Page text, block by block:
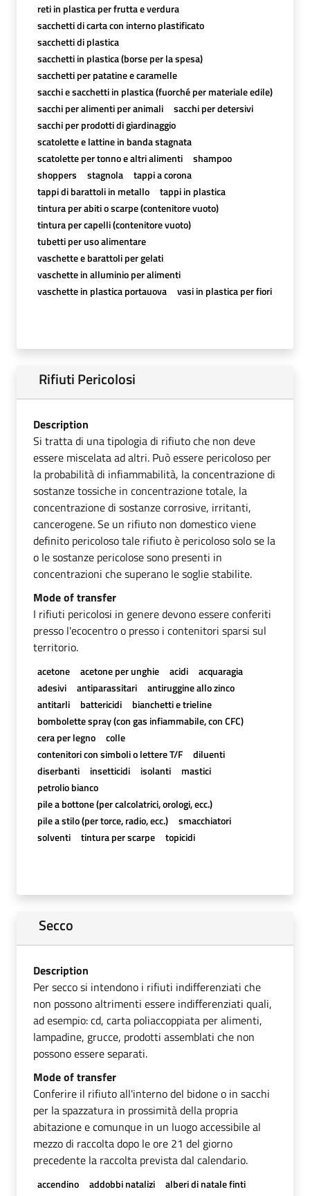
reti in plastica per frutta e verdura
sacchetti di carta con interno plastificato
sacchetti di plastica
sacchetti in plastica (borse per la spesa)
sacchetti per patatine e caramelle
sacchi e sacchetti in plastica (fuorché per materiale edile)
sacchi per alimenti per animali
sacchi per detersivi
sacchi per prodotti di giardinaggio
scatolette e lattine in banda stagnata
scatolette per tonno e altri alimenti
shampoo
shoppers
stagnola
tappi a corona
tappi di barattoli in metallo
tappi in plastica
tintura per abiti o scarpe (contenitore vuoto)
tintura per capelli (contenitore vuoto)
tubetti per uso alimentare
vaschette e barattoli per gelati
vaschette in alluminio per alimenti
vaschette in plastica portauova
vasi in plastica per fiori
Rifiuti Pericolosi
Description
Si tratta di una tipologia di rifiuto che non deve
essere miscelata ad altri. Può essere pericoloso per
la probabilità di infiammabilità, la concentrazione di
sostanze tossiche in concentrazione totale, la
concentrazione di sostanze corrosive, irritanti,
cancerogene. Se un rifiuto non domestico viene
definito pericoloso tale rifiuto è pericoloso solo se la
o le sostanze pericolose sono presenti in
concentrazioni che superano le soglie stabilite.
Mode of transfer
I rifiuti pericolosi in genere devono essere conferiti
presso l'ecocentro o presso i contenitori sparsi sul
territorio.
acetone acetone per unghie acidi
acquaragia
adesivi
antiparassitari
antiruggine allo zinco
antitarli
battericidi
bianchetti e trieline
bombolette spray (con gas infiammabile, con CFC)
cera per legno
colle
contenitori con simboli o lettere T/F
diluenti
diserbanti
insetticidi isolanti
mastici
petrolio bianco
pile a bottone (per calcolatrici, orologi, ecc.)
pile a stilo (per torce, radio, ecc.)
smacchiatori
solventi
tintura per scarpe topicidi
Secco
Description
Per secco si intendono i rifiuti indifferenziati che
non possono altrimenti essere indifferenziati quali,
ad esempio: cd, carta poliaccoppiata per alimenti,
lampadine, grucce, prodotti assemblati che non
possono essere separati.
Mode of transfer
Conferire il rifiuto all'interno del bidone o in sacchi
per la spazzatura in prossimità della propria
abitazione e comunque in un luogo accessibile al
mezzo di raccolta dopo le ore 21 del giorno
precedente la raccolta prevista dal calendario.
accendino addobbi natalizi
alberi di natale finti